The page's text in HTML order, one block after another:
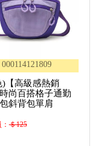
000114121809
)【高級感熱銷
尚百搭格子通勤
斜背包單肩
：＄125